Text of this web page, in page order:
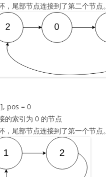
，尾部节点连接到了第二个节点。
pos = 0
的索引为 0 的节点
，尾部节点连接到了第一个节点。